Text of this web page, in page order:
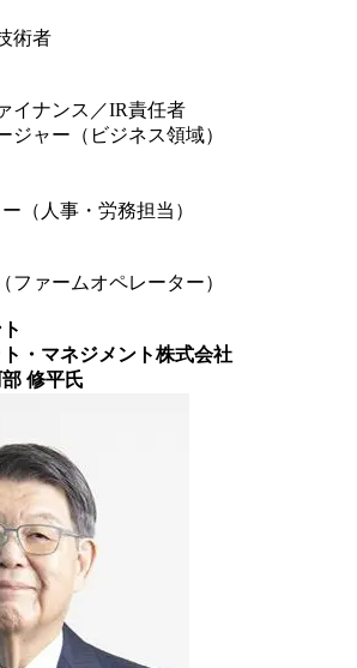
術者
イナンス／IR責任者
ジャー（ビジネス領域）
（人事・労務担当）
ファームオペレーター）
・マネジメント株式会社
修平氏